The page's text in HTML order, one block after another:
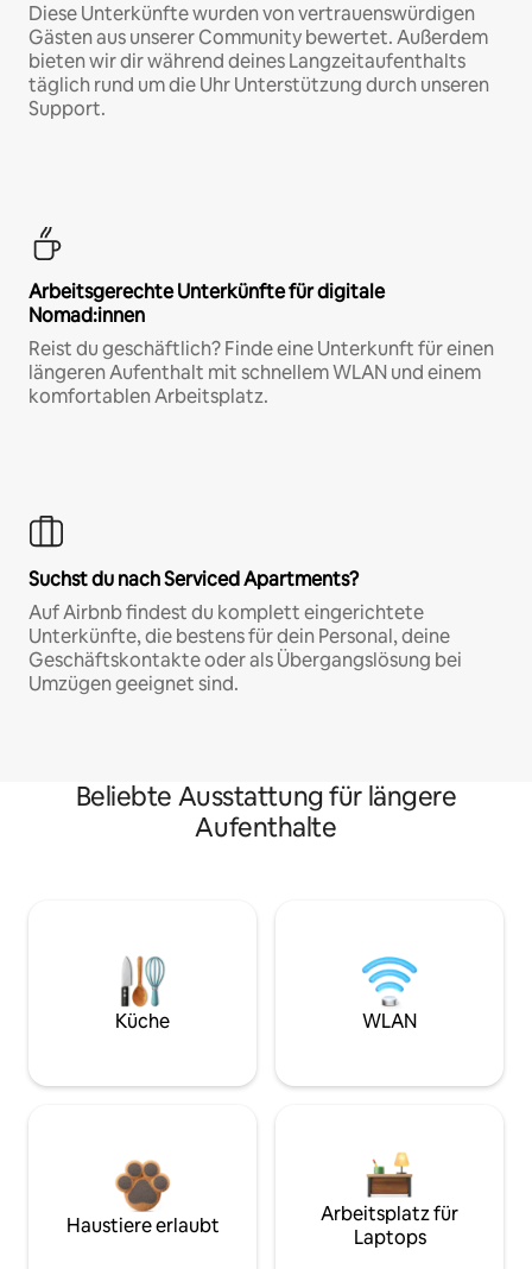
Diese Unterkünfte wurden von vertrauenswürdigen
Gästen aus unserer Community bewertet. Außerdem
bieten wir dir während deines Langzeitaufenthalts
täglich rund um die Uhr Unterstützung durch unseren
Support.
Arbeitsgerechte Unterkünfte für digitale
Nomad:innen
Reist du geschäftlich? Finde eine Unterkunft für einen
längeren Aufenthalt mit schnellem WLAN und einem
komfortablen Arbeitsplatz.
Suchst du nach Serviced Apartments?
Auf Airbnb findest du komplett eingerichtete
Unterkünfte, die bestens für dein Personal, deine
Geschäftskontakte oder als Übergangslösung bei
Umzügen geeignet sind.
Beliebte Ausstattung für längere
Aufenthalte
Küche WLAN
Haustiere erlaubt
Arbeitsplatz für
Laptops